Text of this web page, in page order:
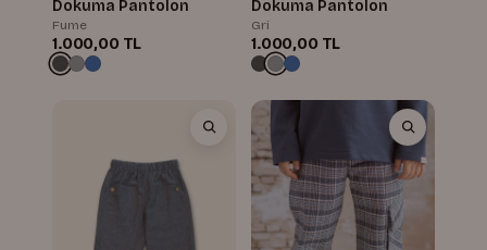
Dokuma Pantolon
Fume
1.000,00 TL
Dokuma Pantolon
Gri
1.000,00 TL